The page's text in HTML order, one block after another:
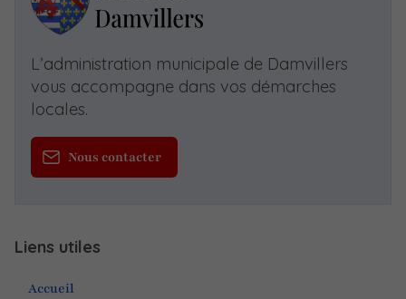
L’administration municipale de Damvillers
vous accompagne dans vos démarches
locales.
Nous contacter
Liens utiles
Accueil